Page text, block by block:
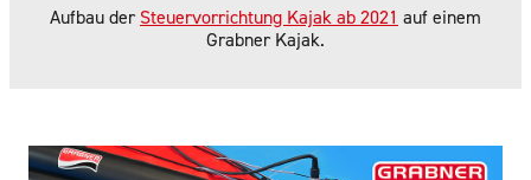
Aufbau der Steuervorrichtung Kajak ab 2021 auf einem
Grabner Kajak.